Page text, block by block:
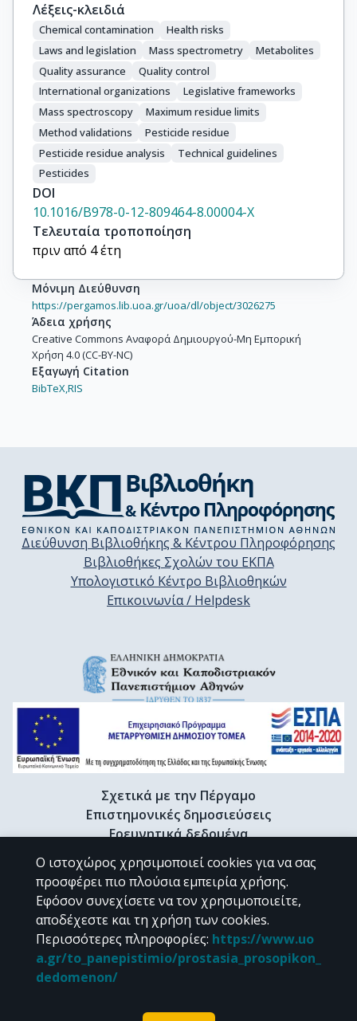
Λέξεις-κλειδιά
Chemical contamination
Health risks
Laws and legislation
Mass spectrometry
Metabolites
Quality assurance
Quality control
International organizations
Legislative frameworks
Mass spectroscopy
Maximum residue limits
Method validations
Pesticide residue
Pesticide residue analysis
Technical guidelines
Pesticides
DOI
10.1016/B978-0-12-809464-8.00004-X
Τελευταία τροποποίηση
πριν από 4 έτη
Μόνιμη Διεύθυνση
https://pergamos.lib.uoa.gr/uoa/dl/object/3026275
Άδεια χρήσης
Creative Commons Αναφορά Δημιουργού-Μη Εμπορική
Χρήση 4.0 (CC-BY-NC)
Εξαγωγή Citation
BibTeX,RIS
Διεύθυνση Βιβλιοθήκης & Κέντρου Πληροφόρησης
Βιβλιοθήκες Σχολών του ΕΚΠΑ
Υπολογιστικό Κέντρο Βιβλιοθηκών
Επικοινωνία / Helpdesk
Σχετικά με την Πέργαμο
Επιστημονικές δημοσιεύσεις
Ερευνητικά δεδομένα
Διδακτορικές διατριβές & Γκρίζα βιβλιογραφία
Προφίλ Ερευνητή
CC BY-NC 4.0
Εκτός αν αναφέρεται διαφορετικά, το υλικό της "Περγάμου" διατίθεται
Powered by
Ο ιστοχώρος χρησιμοποιεί cookies για να σας
προσφέρει πιο πλούσια εμπειρία χρήσης.
Εφόσον συνεχίσετε να τον χρησιμοποιείτε,
αποδέχεστε και τη χρήση των cookies.
Περισσότερες πληροφορίες: https://www.uo
a.gr/to_panepistimio/prostasia_prosopikon_
dedomenon/